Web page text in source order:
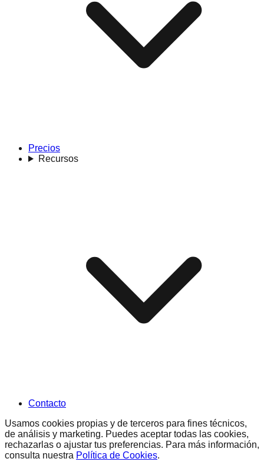
Precios
Recursos
Contacto
Usamos cookies propias y de terceros para fines técnicos,
de análisis y marketing. Puedes aceptar todas las cookies,
rechazarlas o ajustar tus preferencias. Para más información,
consulta nuestra Política de Cookies.